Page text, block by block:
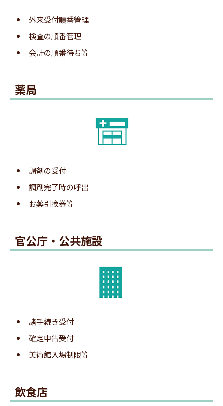
3.LINE呼出登録サイトの表示
4.登録完了の通知
取ります。
み取りしやすいです。
3.メール送信サイト表示
QRコード付きの番号札を発券します。
※画像のQRコードは実際のものではありません。
2.QRコード読み取り
番号札に表示されたQRコードを、携帯電話で読み
※平らな場所でQRコード全体がカメラに収まるようにすると読
外来受付順番管理
検査の順番管理
会計の順番待ち等
薬局
調剤の受付
調剤完了時の呼出
お薬引換券等
官公庁・公共施設
諸手続き受付
確定申告受付
美術館入場制限等
飲食店